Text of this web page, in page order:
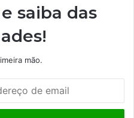
saiba das
mão.